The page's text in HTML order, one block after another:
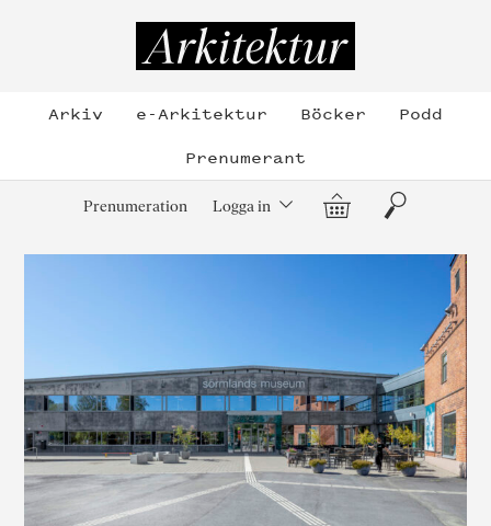
Arkiv e-Arkitektur Böcker
Podd
Prenumerant
Prenumeration Logga in Varukorg
Sök